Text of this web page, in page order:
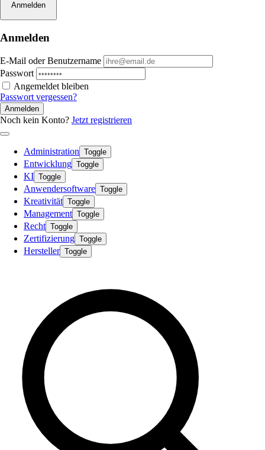
Anmelden
Anmelden
E-Mail oder Benutzername
Passwort
Angemeldet bleiben
Passwort vergessen?
Anmelden
Noch kein Konto? Jetzt registrieren
Administration Toggle
Entwicklung Toggle
KI Toggle
Anwendersoftware Toggle
Kreativität Toggle
Management Toggle
Recht Toggle
Zertifizierung Toggle
Hersteller Toggle